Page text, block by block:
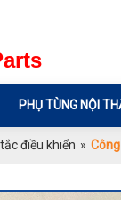
PHỤ TÙNG NỘI
điều khiển »